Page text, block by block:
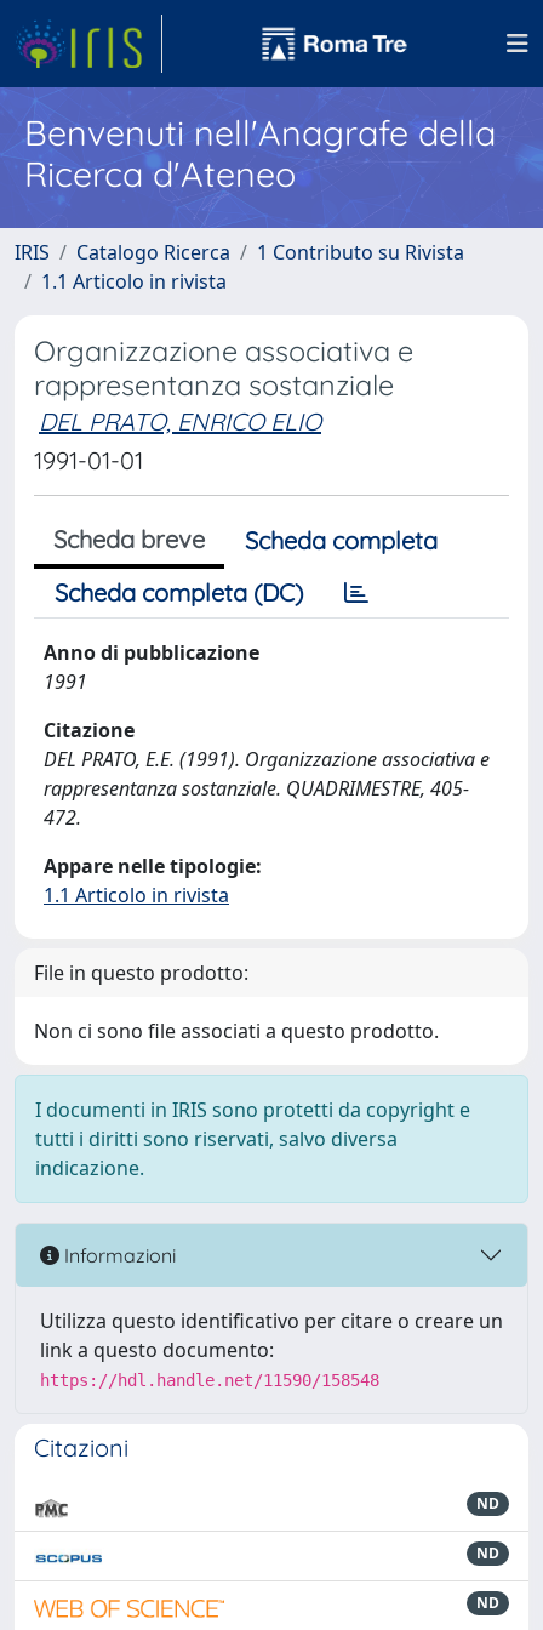
Benvenuti nell'Anagrafe della
Ricerca d'Ateneo
IRIS Catalogo Ricerca
1 Contributo su Rivista
1.1 Articolo in rivista
Organizzazione associativa e
rappresentanza sostanziale
DEL PRATO, ENRICO ELIO
1991-01-01
Scheda breve
Scheda completa
Scheda completa (DC)
Anno di pubblicazione
1991
Citazione
DEL PRATO, E.E. (1991). Organizzazione associativa e
rappresentanza sostanziale. QUADRIMESTRE, 405-
472.
Appare nelle tipologie:
1.1 Articolo in rivista
File in questo prodotto:
Non ci sono file associati a questo prodotto.
I documenti in IRIS sono protetti da copyright e
tutti i diritti sono riservati, salvo diversa
indicazione.
Informazioni
Utilizza questo identificativo per citare o creare un
link a questo documento:
https://hdl.handle.net/11590/158548
Citazioni
ND
ND
ND